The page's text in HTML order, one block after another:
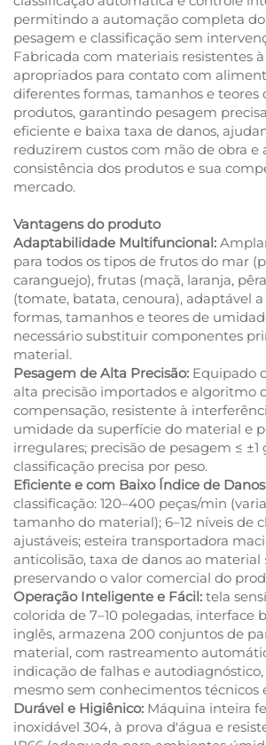
permitindo a automação completa do
pesagem e classificação sem
Fabricada com materiais resistentes
apropriados para contato com
diferentes formas, tamanhos e teores
produtos, garantindo pesagem
eficiente e baixa taxa de danos,
reduzirem custos com mão de obra e
consistência dos produtos e sua
mercado.
Vantagens do produto
Adaptabilidade Multifuncional:
para todos os tipos de frutos do mar
caranguejo), frutas (maçã, laranja,
(tomate, batata, cenoura), adaptável
formas, tamanhos e teores de
necessário substituir componentes
material.
Pesagem de Alta Precisão: Equipado
alta precisão importados e algoritmo
compensação, resistente à
umidade da superfície do material e
irregulares; precisão de pesagem ≤
classificação precisa por peso.
Eficiente e com Baixo Índice de
classificação: 120–400 peças/min
tamanho do material); 6–12 níveis de
ajustáveis; esteira transportadora
anticolisão, taxa de danos ao material
preservando o valor comercial do
Operação Inteligente e Fácil: tela
colorida de 7–10 polegadas, interface
inglês, armazena 200 conjuntos de
material, com rastreamento
indicação de falhas e
mesmo sem conhecimentos técnicos
Durável e Higiênico: Máquina inteira
inoxidável 304, à prova d'água e